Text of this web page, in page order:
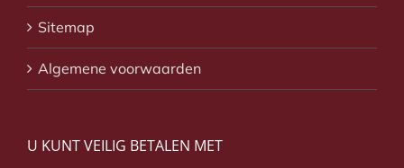
Sitemap
Algemene voorwaarden
U KUNT VEILIG BETALEN MET